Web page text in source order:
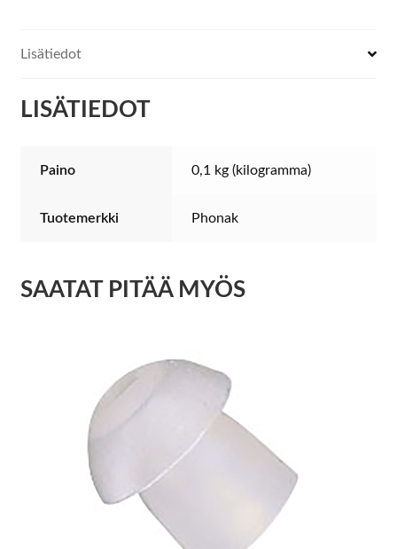
Lisätiedot
LISÄTIEDOT
Paino 0,1 kg (kilogramma)
Tuotemerkki Phonak
SAATAT PITÄÄ MYÖS